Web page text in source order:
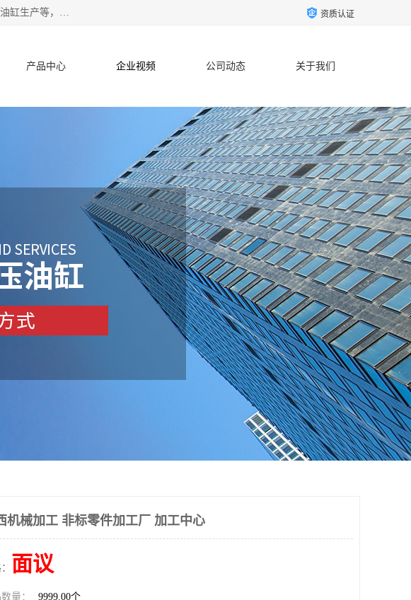
盐城哈特机械有限公司是一家非标油缸厂家，主营业务：非标液压油缸、汽车尾板油缸、cnc数控车床加工、液压油缸生产等，公司已通过了 ISO9000 质、量管理体系认证和 ISO14001、环境管理体系认证,力求成为一家以技术实力著称的多元化机械制造企业。 资质认证
产品中心 企业视频 公司动态 关于我们
机械加工 非标零件加工厂 加工中心
面议
量： 9999.00个